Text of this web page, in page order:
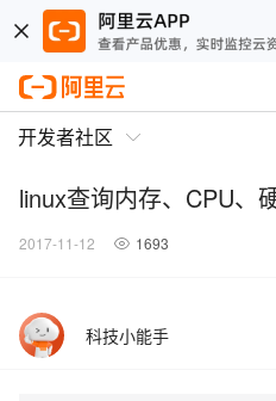
开发者社区
linux查询内存、CPU、
2017-11-12 1693
科技小能手